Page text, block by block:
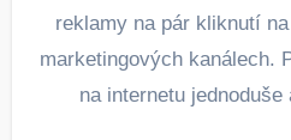
reklamy na pár kliknutí
marketingových kanálech.
na internetu